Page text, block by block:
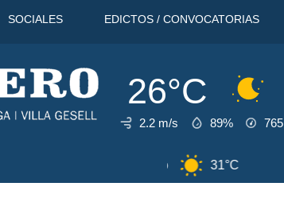
SOCIALES EDICTOS / CONVOCATORIAS
26°C
2.2 m/s 89% 765
31°C